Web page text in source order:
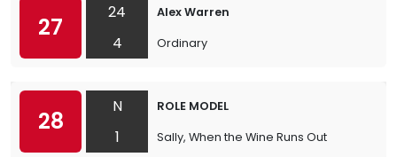
27
24
4
Alex Warren
Ordinary
28
N
1
ROLE MODEL
Sally, When the Wine Runs Out